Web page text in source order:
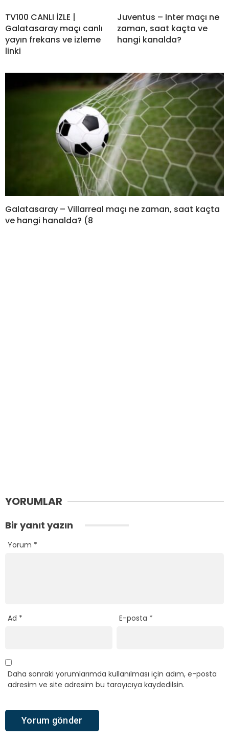
TV100 CANLI İZLE |
Galatasaray maçı canlı
yayın frekans ve izleme
linki
Juventus – Inter maçı ne
zaman, saat kaçta ve
hangi kanalda?
Galatasaray – Villarreal maçı ne zaman, saat kaçta
ve hangi hanalda? (8
YORUMLAR
Bir yanıt yazın
Yorum *
Ad * E-posta *
Daha sonraki yorumlarımda kullanılması için adım, e-posta
adresim ve site adresim bu tarayıcıya kaydedilsin.